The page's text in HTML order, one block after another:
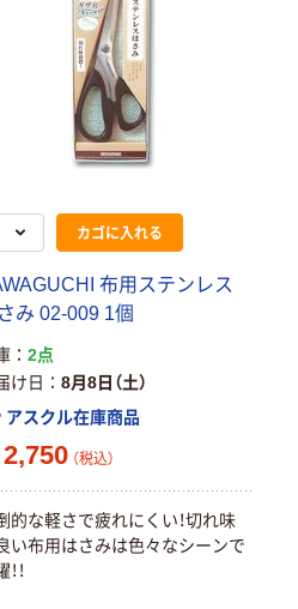
カゴに入れる
布用ステンレス
み 02-009 1個
2点
け日
8月8日（土）
アスクル在庫商品
2,750 （税込）
的な軽さで疲れにくい！切れ味
い布用はさみは色々なシーンで
！